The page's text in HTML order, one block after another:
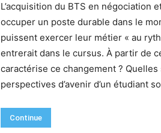
L’acquisition du BTS en
occuper un poste durable dans le
puissent exercer leur métier « au
entrerait dans le cursus. À partir de
caractérise ce changement ?
perspectives d’avenir d’un étudiant
Continue